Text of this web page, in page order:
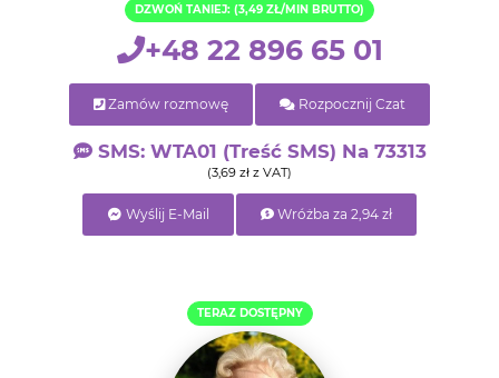
DZWOŃ TANIEJ: (3,49 ZŁ/MIN BRUTTO)
+48 22 896 65 01
Zamów rozmowę Rozpocznij Czat
SMS: WTA01 (treść SMS) Na 73313
(3,69 zł z VAT)
Wyślij E-Mail Wróżba za 2,94 zł
TERAZ DOSTĘPNY